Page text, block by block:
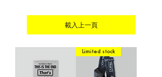
載入上一頁
Limited stock